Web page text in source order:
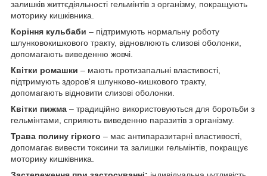
залишків життєдіяльності гельмінтів з організму, покращують
моторику кишківника.
Коріння кульбаби – підтримують нормальну роботу
шлунковокишкового тракту, відновлюють слизові оболонки,
допомагають виведенню жовчі.
Квітки ромашки – мають протизапальні властивості,
підтримують здоров'я шлунково-кишкового тракту,
допомагають відновити слизові оболонки.
Квітки пижма – традиційно використовуються для боротьби з
гельмінтами, сприяють виведенню паразитів з організму.
Трава полину гіркого – має антипаразитарні властивості,
допомагає вивести токсини та залишки гельмінтів, покращує
моторику кишківника.